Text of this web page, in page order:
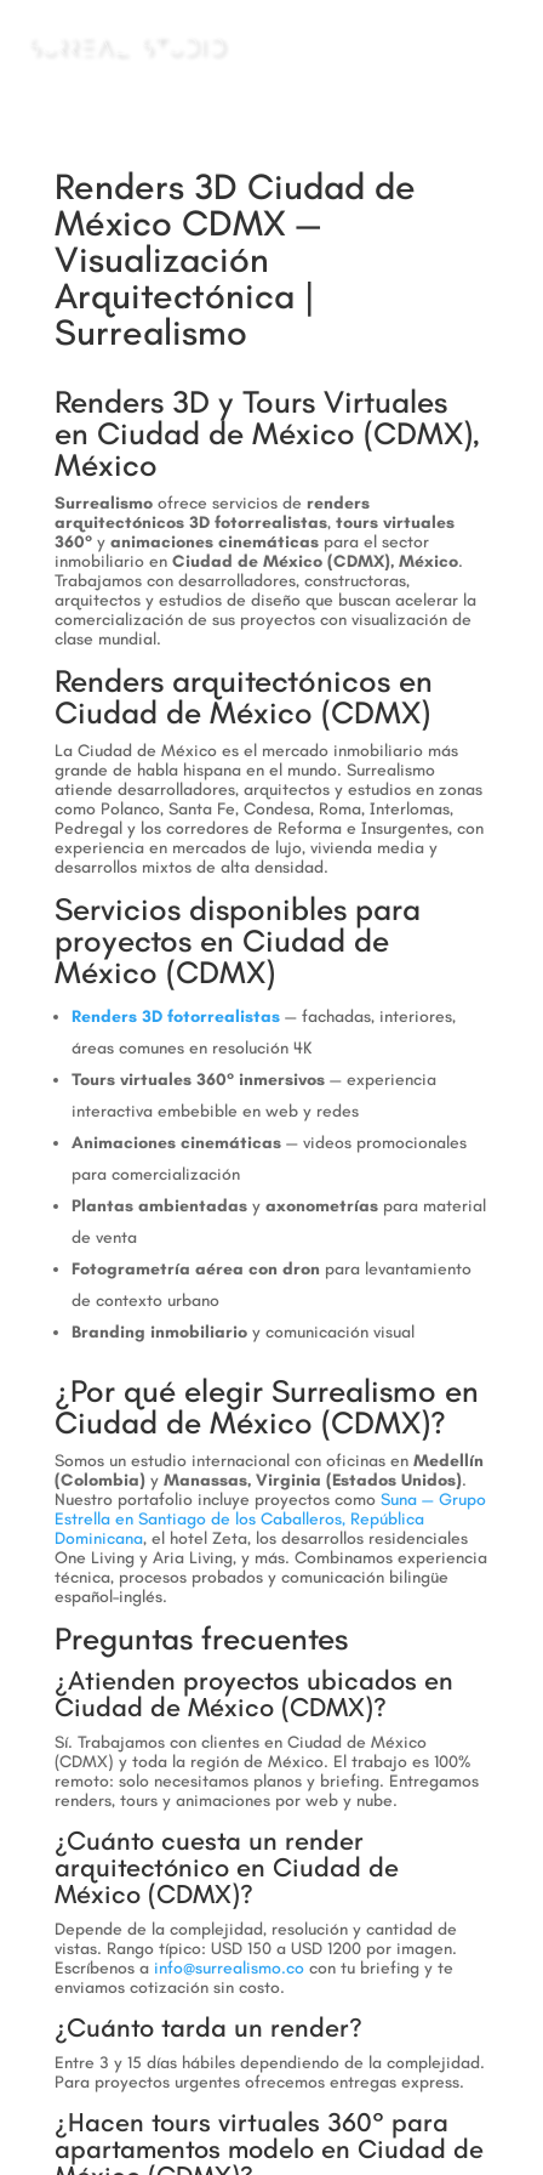
Renders 3D Ciudad de
México CDMX —
Visualización
Arquitectónica |
Surrealismo
Renders 3D y Tours Virtuales
en Ciudad de México (CDMX),
México
Surrealismoofrece servicios de renders
arquitectónicos 3D fotorrealistas, tours virtuales
360°y animaciones cinemáticaspara el sector
inmobiliario en Ciudad de México (CDMX), México.
Trabajamos con desarrolladores, constructoras,
arquitectos y estudios de diseño que buscan acelerar la
comercialización de sus proyectos con visualización de
clase mundial.
Renders arquitectónicos en
Ciudad de México (CDMX)
La Ciudad de México es el mercado inmobiliario más
grande de habla hispana en el mundo. Surrealismo
atiende desarrolladores, arquitectos y estudios en zonas
como Polanco, Santa Fe, Condesa, Roma, Interlomas,
Pedregal y los corredores de Reforma e Insurgentes, con
experiencia en mercados de lujo, vivienda media y
desarrollos mixtos de alta densidad.
Servicios disponibles para
proyectos en Ciudad de
México (CDMX)
Renders 3D fotorrealistas— fachadas, interiores,
áreas comunes en resolución 4K
Tours virtuales 360° inmersivos— experiencia
interactiva embebible en web y redes
Animaciones cinemáticas— videos promocionales
para comercialización
Plantas ambientadasy axonometríaspara material
de venta
Fotogrametría aérea con dronpara levantamiento
de contexto urbano
Branding inmobiliarioy comunicación visual
¿Por qué elegir Surrealismo en
Ciudad de México (CDMX)?
Somos un estudio internacional con oficinas en Medellín
(Colombia)y Manassas, Virginia (Estados Unidos).
Nuestro portafolio incluye proyectos como Suna — Grupo
Estrella en Santiago de los Caballeros, República
Dominicana, el hotel Zeta, los desarrollos residenciales
One Living y Aria Living, y más. Combinamos experiencia
técnica, procesos probados y comunicación bilingüe
español–inglés.
Preguntas frecuentes
¿Atienden proyectos ubicados en
Ciudad de México (CDMX)?
Sí. Trabajamos con clientes en Ciudad de México
(CDMX) y toda la región de México. El trabajo es 100%
remoto: solo necesitamos planos y briefing. Entregamos
renders, tours y animaciones por web y nube.
¿Cuánto cuesta un render
arquitectónico en Ciudad de
México (CDMX)?
Depende de la complejidad, resolución y cantidad de
vistas. Rango típico: USD 150 a USD 1200 por imagen.
Escríbenos a info@surrealismo.cocon tu briefing y te
enviamos cotización sin costo.
¿Cuánto tarda un render?
Entre 3 y 15 días hábiles dependiendo de la complejidad.
Para proyectos urgentes ofrecemos entregas express.
¿Hacen tours virtuales 360° para
apartamentos modelo en Ciudad de